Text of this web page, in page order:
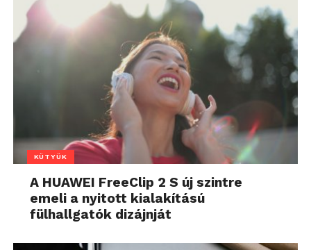
KÜTYÜK
A HUAWEI FreeClip 2 S új szintre
emeli a nyitott kialakítású
fülhallgatók dizájnját